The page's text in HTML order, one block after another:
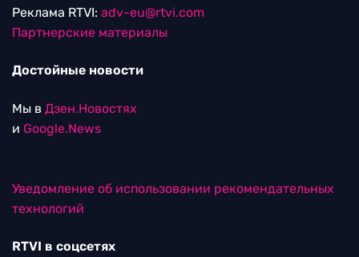
Реклама RTVI: adv-eu@rtvi.com
Партнерские материалы
Достойные новости
Мы в Дзен.Новостях
и Google.News
Уведомление об использовании рекомендательных
технологий
RTVI в соцсетях